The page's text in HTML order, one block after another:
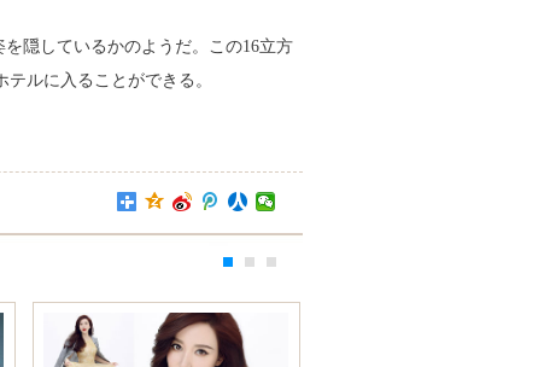
隠しているかのようだ。この16立方
ルに入ることができる。